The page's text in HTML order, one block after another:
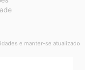
e manter-se atualizado